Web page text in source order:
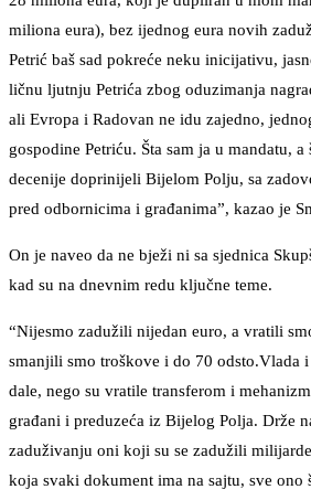
miliona eura), bez ijednog eura novih
Petrić baš sad pokreće neku inicijativu,
ličnu ljutnju Petrića zbog oduzimanja
ali Evropa i Radovan ne idu zajedno,
gospodine Petriću. Šta sam ja u mandatu, a
decenije doprinijeli Bijelom Polju, sa
pred odbornicima i građanima”, kazao je
On je naveo da ne bježi ni sa sjednica
kad su na dnevnim redu ključne teme.
“Nijesmo zadužili nijedan euro, a vratili
smanjili smo troškove i do 70 odsto.Vlada
dale, nego su vratile transferom i
građani i preduzeća iz Bijelog Polja. Drže
zaduživanju oni koji su se zadužili
koja svaki dokument ima na sajtu, sve ono